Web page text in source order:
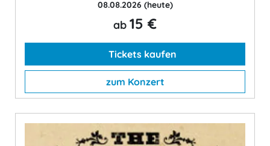
08.08.2026 (heute)
ab 15 €
Tickets kaufen
zum Konzert